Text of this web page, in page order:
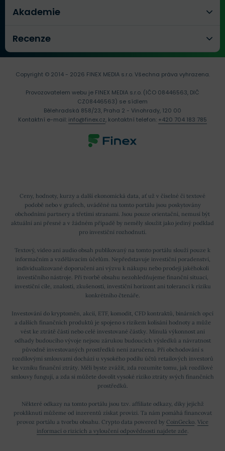
Akademie
Recenze
Ceny, hodnoty, kurzy a další ekonomická data, ať už v číselné či textové
podobě nebo v grafech, uváděné na tomto portálu jsou poskytovány
obchodními partnery a třetími stranami. Jsou pouze orientační, nemusí být
aktuální ani přesné a v žádném případě by neměly sloužit jako jediný podklad
pro investiční rozhodnutí.
Textový, video ani audio obsah publikovaný na tomto portálu slouží pouze k
informačním a vzdělávacím účelům. Nepředstavuje investiční poradenství,
individualizované doporučení ani výzvu k nákupu nebo prodeji jakéhokoli
investičního nástroje. Při tvorbě obsahu nezohledňujeme finanční situaci,
investiční cíle, znalosti, zkušenosti, investiční horizont ani toleranci k riziku
konkrétního čtenáře.
Investování do kryptoměn, akcií, ETF, komodit, CFD kontraktů, binárních opcí
a dalších finančních produktů je spojeno s rizikem kolísání hodnoty a může
vést ke ztrátě části nebo celé investované částky. Minulá výkonnost ani
odhady budoucího vývoje nejsou zárukou budoucích výsledků a návratnost
původně investovaných prostředků není zaručena. Při obchodování s
rozdílovými smlouvami dochází u vysokého podílu účtů retailových investorů
ke vzniku finanční ztráty. Měli byste zvážit, zda rozumíte tomu, jak rozdílové
smlouvy fungují, a zda si můžete dovolit vysoké riziko ztráty svých finančních
prostředků.
Některé odkazy na tomto portálu jsou tzv. affiliate odkazy, díky jejichž
prokliknutí můžeme od inzerentů získat provizi. Ta nám pomáhá financovat
provoz portálu a tvorbu obsahu. Crypto data powered by CoinGecko. Více
informací o rizicích a vyloučení odpovědnosti najdete zde.
Copyright © 2014 - 2026 FINEX MEDIA s.r.o.Všechna práva vyhrazena.
Provozovatelem webu je FINEX MEDIA s.r.o. (IČO 08446563, DIČ
CZ08446563) se sídlem
Bělehradská 858/23, Praha 2 - Vinohrady, 120 00
Kontaktní e-mail: info@finex.cz, kontaktní telefon: +420 704 183 785